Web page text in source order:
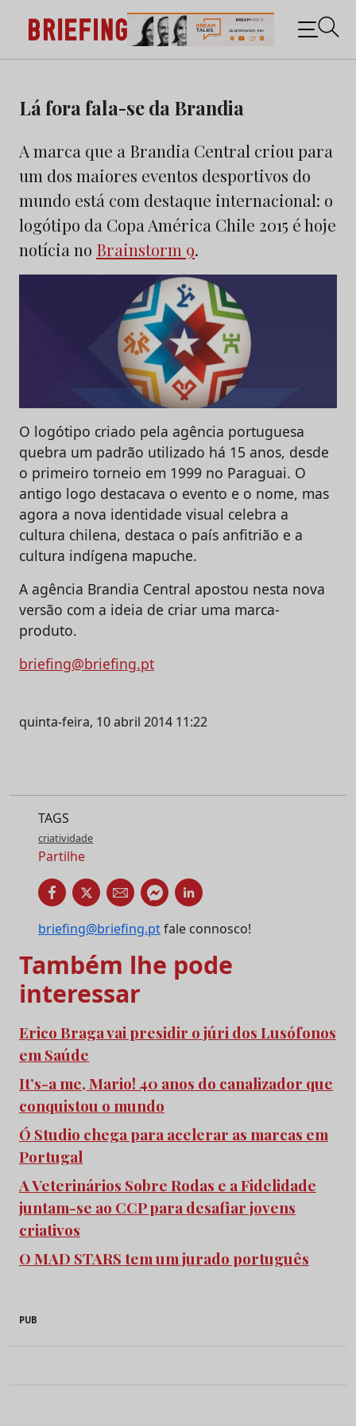
content
Briefing: Todas as notícias sobre os negócios do
Marketing e da Publicidade
Lá fora fala-se da Brandia
A marca que a Brandia Central criou para
um dos maiores eventos desportivos do
mundo está com destaque internacional: o
logótipo da Copa América Chile 2015 é hoje
notícia no Brainstorm 9.
O logótipo criado pela agência portuguesa
quebra um padrão utilizado há 15 anos, desde
o primeiro torneio em 1999 no Paraguai. O
antigo logo destacava o evento e o nome, mas
agora a nova identidade visual celebra a
cultura chilena, destaca o país anfitrião e a
cultura indígena mapuche.
A agência Brandia Central apostou nesta nova
versão com a ideia de criar uma marca-
produto.
briefing@briefing.pt
quinta-feira, 10 abril 2014 11:22
TAGS
criatividade
Partilhe
briefing@briefing.ptfale connosco!
Também lhe pode
interessar
Erico Braga vai presidir o júri dos Lusófonos
em Saúde
It’s-a me, Mario! 40 anos do canalizador que
conquistou o mundo
Ó Studio chega para acelerar as marcas em
Portugal
A Veterinários Sobre Rodas e a Fidelidade
juntam-se ao CCP para desafiar jovens
criativos
O MAD STARS tem um jurado português
PUB